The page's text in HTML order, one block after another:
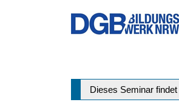
Statusmeldung
Dieses Seminar